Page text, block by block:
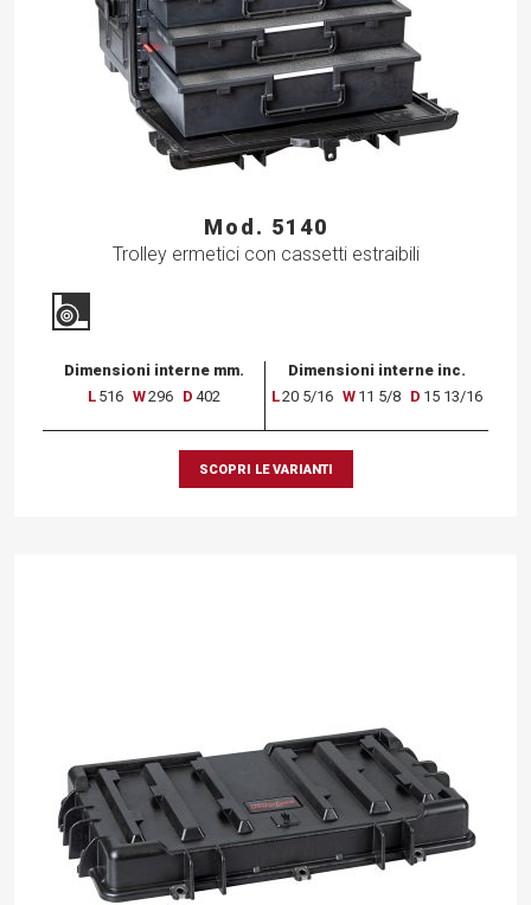
Mod. 5140
Trolley ermetici con cassetti estraibili
Dimensioni interne mm.
L 516 W296 D 402
Dimensioni interne inc.
L20 5/16 W 11 5/8 D 15 13/16
SCOPRI LE VARIANTI